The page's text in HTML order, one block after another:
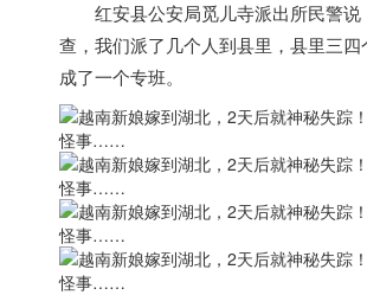
红安县公安局觅儿寺派出所民警说
查，我们派了几个人到县里，县里三四
成了一个专班。